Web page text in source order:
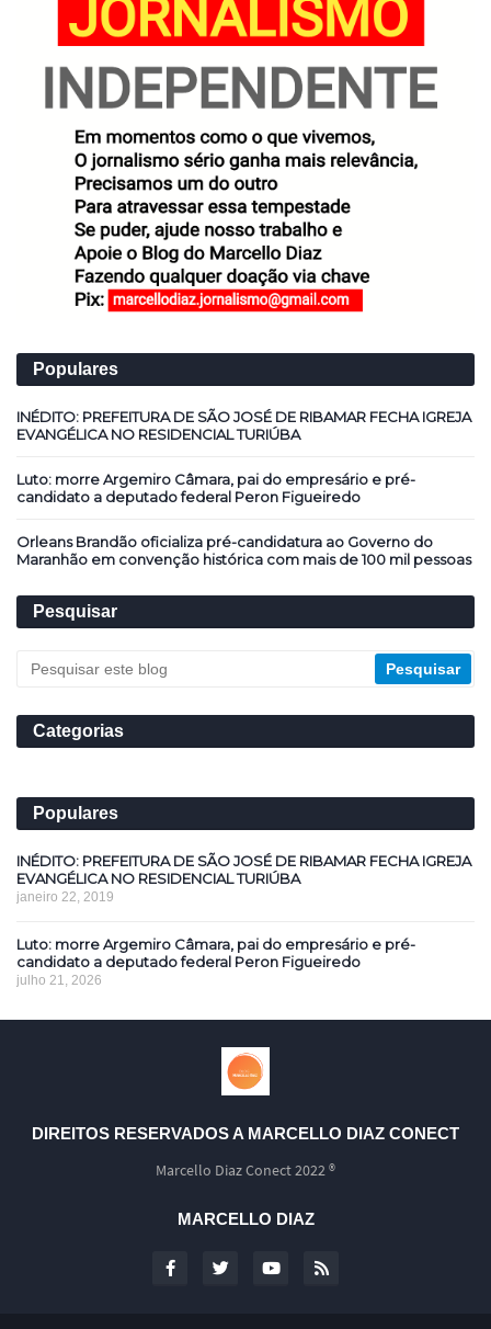
Populares
INÉDITO: PREFEITURA DE SÃO JOSÉ DE RIBAMAR FECHA IGREJA
EVANGÉLICA NO RESIDENCIAL TURIÚBA
Luto: morre Argemiro Câmara, pai do empresário e pré-
candidato a deputado federal Peron Figueiredo
Orleans Brandão oficializa pré-candidatura ao Governo do
Maranhão em convenção histórica com mais de 100 mil pessoas
Pesquisar
Categorias
Populares
INÉDITO: PREFEITURA DE SÃO JOSÉ DE RIBAMAR FECHA IGREJA
EVANGÉLICA NO RESIDENCIAL TURIÚBA
janeiro 22, 2019
Luto: morre Argemiro Câmara, pai do empresário e pré-
candidato a deputado federal Peron Figueiredo
julho 21, 2026
DIREITOS RESERVADOS A MARCELLO DIAZ CONECT
Marcello Diaz Conect 2022 ®
MARCELLO DIAZ